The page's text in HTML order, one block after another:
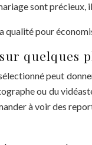
sont
qualité pour
quelques
peut
ou du
à voir des